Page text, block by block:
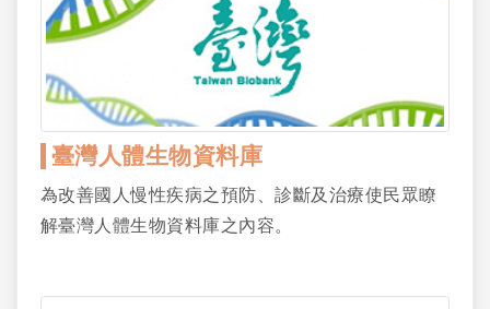
臺灣人體生物資料庫
為改善國人慢性疾病之預防、診斷及治療使民眾瞭
解臺灣人體生物資料庫之內容。